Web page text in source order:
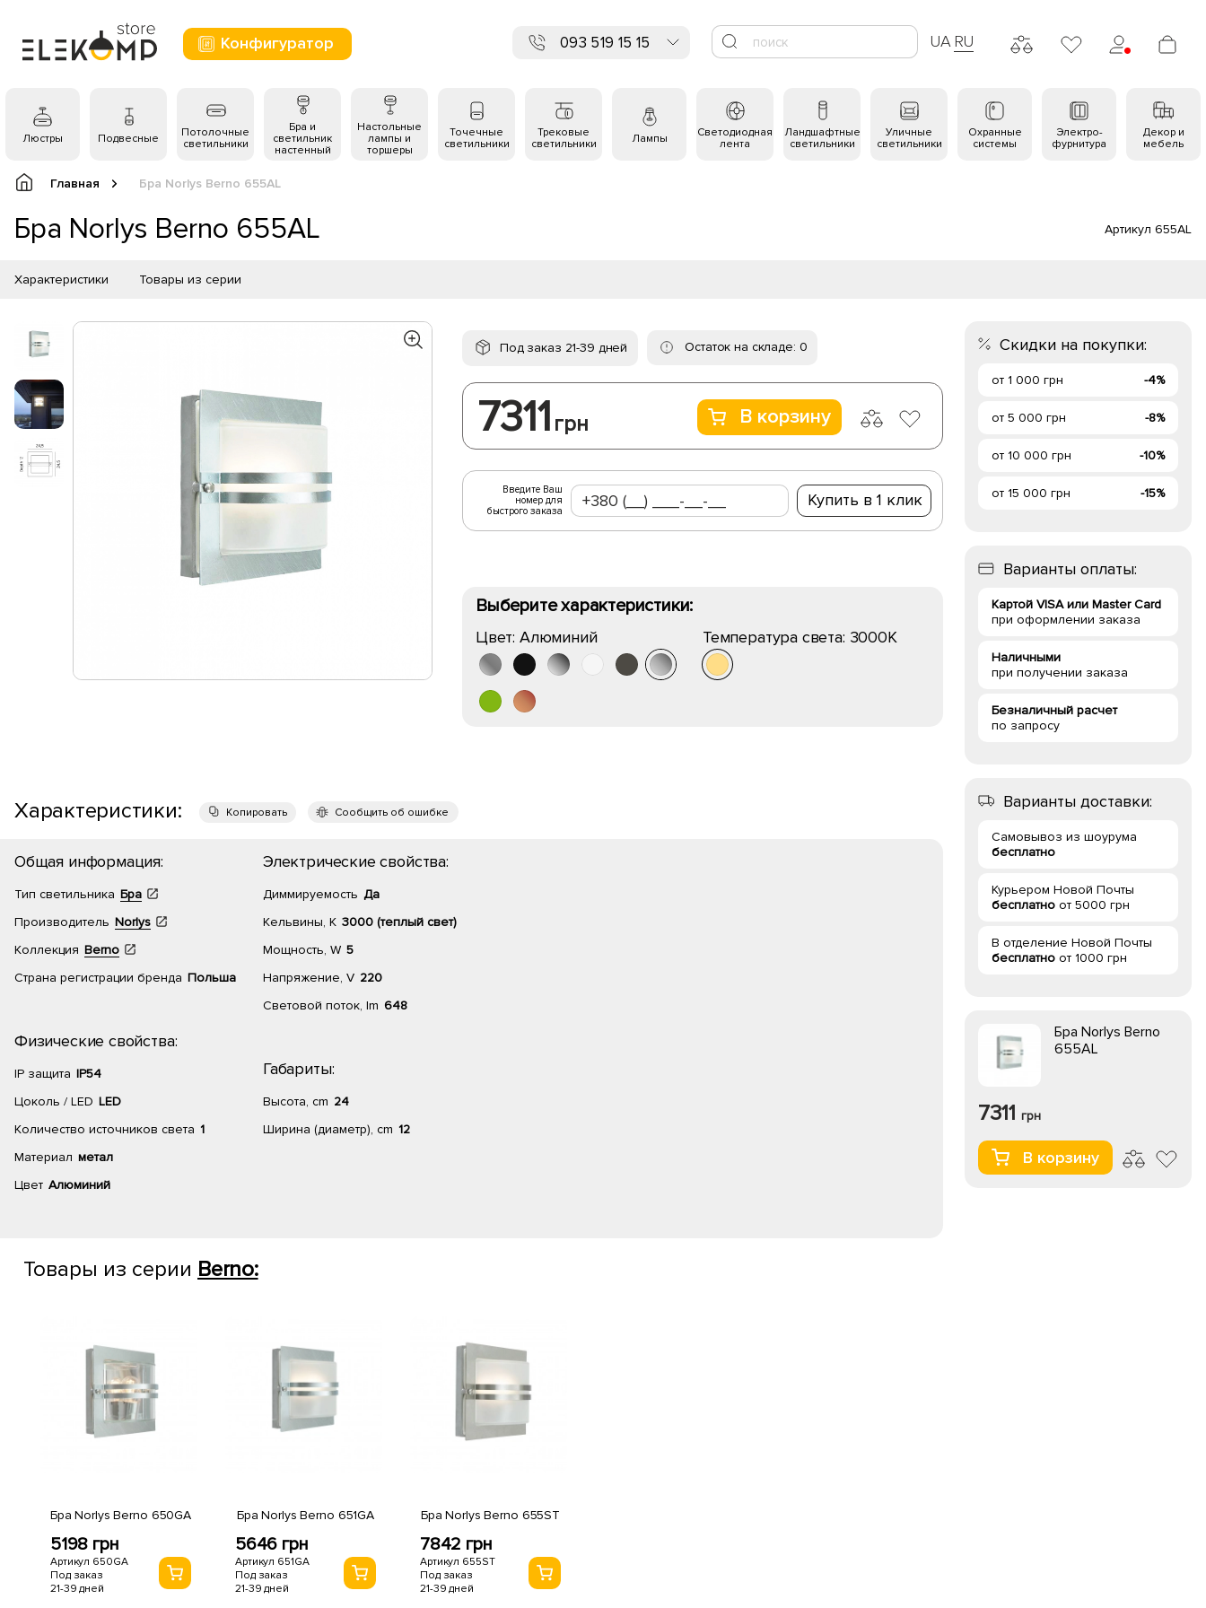
Конфигуратор 093 519 15 15 UA RU
Люстры Подвесные
Потолочные
светильники
Бра и
светильник
настенный
Настольные
лампы и
торшеры
Точечные
светильники
Трековые
светильники
Лампы
Светодиодная
лента
Ландшафтные
светильники
Уличные
светильники
Охранные
системы
Электро-
фурнитура
Декор и
мебель
Главная Бра Norlys Berno 655AL
Бра Norlys Berno 655AL Артикул 655AL
Характеристики Товары из серии
Под заказ 21-39 дней Остаток на складе: 0
7311 грн В корзину
Введите Ваш
номер для
быстрого заказа
Купить в 1 клик
Выберите характеристики:
Цвет: Алюминий Температура света: 3000K
Характеристики: Копировать Сообщить об ошибке
Общая информация:
Тип светильника Бра
Производитель Norlys
Коллекция Berno
Страна регистрации бренда Польша
Физические свойства:
IP защита IP54
Цоколь / LED LED
Количество источников света 1
Материал метал
Цвет Алюминий
Электрические свойства:
Диммируемость Да
Кельвины, К 3000 (теплый свет)
Мощность, W 5
Напряжение, V 220
Световой поток, lm 648
Габариты:
Высота, cm 24
Ширина (диаметр), cm 12
Товары из серии Berno:
Бра Norlys Berno 650GA
5198 грн
Артикул 650GA
Под заказ
21-39 дней
Бра Norlys Berno 651GA
5646 грн
Артикул 651GA
Под заказ
21-39 дней
Бра Norlys Berno 655ST
7842 грн
Артикул 655ST
Под заказ
21-39 дней
Скидки на покупки:
от 1 000 грн -4%
от 5 000 грн -8%
от 10 000 грн -10%
от 15 000 грн -15%
Варианты оплаты:
Картой VISA или Master Card
при оформлении заказа
Наличными
при получении заказа
Безналичный расчет
по запросу
Варианты доставки:
Самовывоз из шоурума
бесплатно
Курьером Новой Почты
бесплатно от 5000 грн
В отделение Новой Почты
бесплатно от 1000 грн
Бра Norlys Berno
655AL
7311 грн
В корзину